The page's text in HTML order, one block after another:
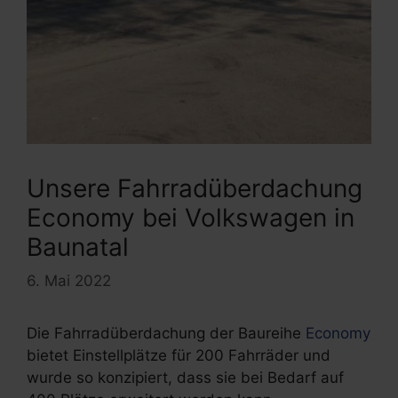
Unsere Fahrradüberdachung
Economy bei Volkswagen in
Baunatal
6. Mai 2022
Die Fahrradüberdachung der Baureihe Economy
bietet Einstellplätze für 200 Fahrräder und
wurde so konzipiert, dass sie bei Bedarf auf